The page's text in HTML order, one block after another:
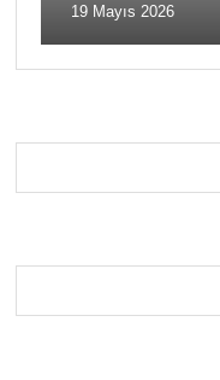
19 Mayıs 2026